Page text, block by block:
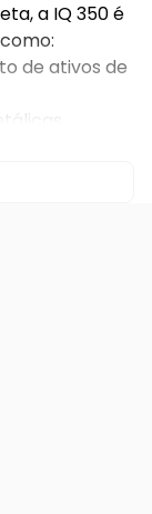
a IQ 350 é
de ativos de